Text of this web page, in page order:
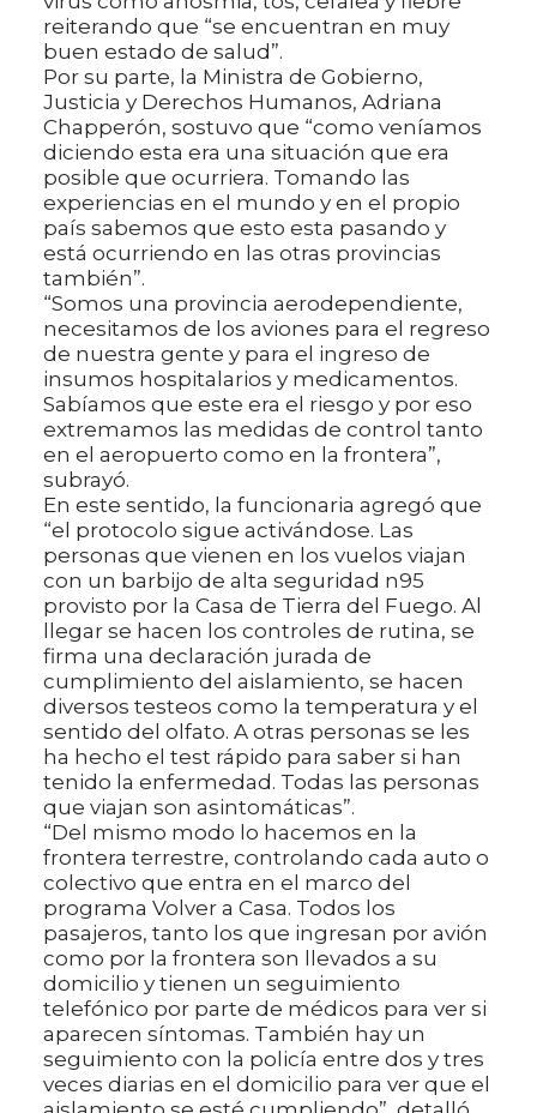
reiterando que “se encuentran en muy
buen estado de salud”.
Por su parte, la Ministra de Gobierno,
Justicia y Derechos Humanos, Adriana
Chapperón, sostuvo que “como veníamos
diciendo esta era una situación que era
posible que ocurriera. Tomando las
experiencias en el mundo y en el propio
país sabemos que esto esta pasando y
está ocurriendo en las otras provincias
también”.
“Somos una provincia aerodependiente,
necesitamos de los aviones para el regreso
de nuestra gente y para el ingreso de
insumos hospitalarios y medicamentos.
Sabíamos que este era el riesgo y por eso
extremamos las medidas de control tanto
en el aeropuerto como en la frontera”,
subrayó.
En este sentido, la funcionaria agregó que
“el protocolo sigue activándose. Las
personas que vienen en los vuelos viajan
con un barbijo de alta seguridad n95
provisto por la Casa de Tierra del Fuego. Al
llegar se hacen los controles de rutina, se
firma una declaración jurada de
cumplimiento del aislamiento, se hacen
diversos testeos como la temperatura y el
sentido del olfato. A otras personas se les
ha hecho el test rápido para saber si han
tenido la enfermedad. Todas las personas
que viajan son asintomáticas”.
“Del mismo modo lo hacemos en la
frontera terrestre, controlando cada auto o
colectivo que entra en el marco del
programa Volver a Casa. Todos los
pasajeros, tanto los que ingresan por avión
como por la frontera son llevados a su
domicilio y tienen un seguimiento
telefónico por parte de médicos para ver si
aparecen síntomas. También hay un
seguimiento con la policía entre dos y tres
veces diarias en el domicilio para ver que el